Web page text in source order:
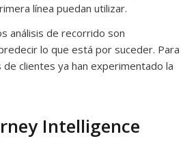
línea puedan utilizar.
análisis de recorrido son
lo que está por suceder. Para
clientes ya han experimentado la
Intelligence